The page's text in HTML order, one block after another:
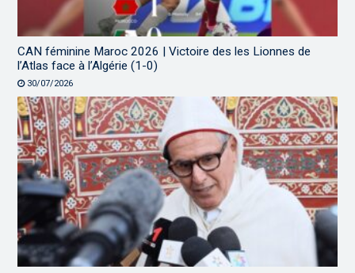
CAN féminine Maroc 2026 | Victoire des les Lionnes de
l’Atlas face à l’Algérie (1-0)
30/07/2026